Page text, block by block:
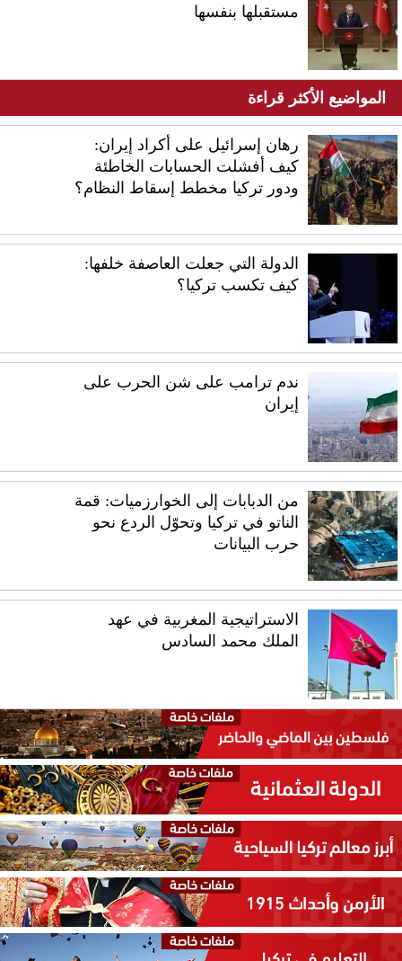
مستقبلها بنفسها
المواضيع الأكثر قراءة
رهان إسرائيل على أكراد إيران:
كيف أفشلت الحسابات الخاطئة
ودور تركيا مخطط إسقاط النظام؟
الدولة التي جعلت العاصفة خلفها:
كيف تكسب تركيا؟
ندم ترامب على شن الحرب على
إيران
من الدبابات إلى الخوارزميات: قمة
الناتو في تركيا وتحوّل الردع نحو
حرب البيانات
الاستراتيجية المغربية في عهد
الملك محمد السادس